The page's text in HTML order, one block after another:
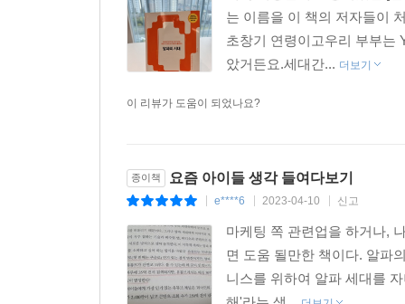
는 이름을 이 책의 저자들이
초창기 연령이고우리 부부는
았거든요.세대간... 더보기
이 리뷰가 도움이 되었나요?
종이책 요즘 아이들 생각 들여다보기
e****6 2023-04-10 신고
마케팅 쪽 관련업을 하거나,
면 도움 될만한 책이다. 알파
니스를 위하여 알파 세대를